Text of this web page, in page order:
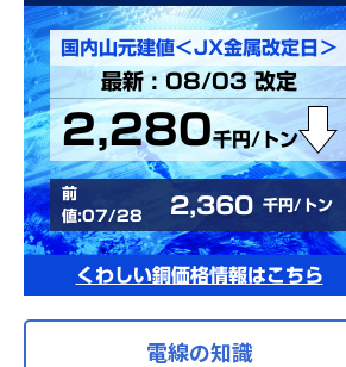
国内山元建値＜JX金属改定日＞
最新 : 08/03 改定
2,280千円/トン
前
値:07/28
2,360 千円/トン
くわしい銅価格情報はこちら
電線の知識